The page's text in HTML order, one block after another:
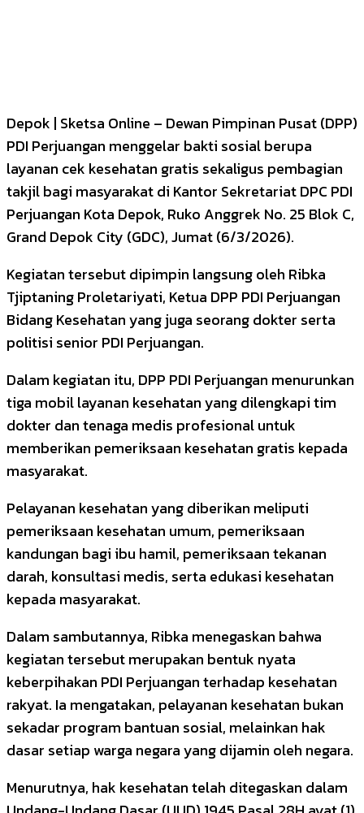
Depok | Sketsa Online – Dewan Pimpinan Pusat (DPP)
PDI Perjuangan menggelar bakti sosial berupa
layanan cek kesehatan gratis sekaligus pembagian
takjil bagi masyarakat di Kantor Sekretariat DPC PDI
Perjuangan Kota Depok, Ruko Anggrek No. 25 Blok C,
Grand Depok City (GDC), Jumat (6/3/2026).
Kegiatan tersebut dipimpin langsung oleh Ribka
Tjiptaning Proletariyati, Ketua DPP PDI Perjuangan
Bidang Kesehatan yang juga seorang dokter serta
politisi senior PDI Perjuangan.
Dalam kegiatan itu, DPP PDI Perjuangan menurunkan
tiga mobil layanan kesehatan yang dilengkapi tim
dokter dan tenaga medis profesional untuk
memberikan pemeriksaan kesehatan gratis kepada
masyarakat.
Pelayanan kesehatan yang diberikan meliputi
pemeriksaan kesehatan umum, pemeriksaan
kandungan bagi ibu hamil, pemeriksaan tekanan
darah, konsultasi medis, serta edukasi kesehatan
kepada masyarakat.
Dalam sambutannya, Ribka menegaskan bahwa
kegiatan tersebut merupakan bentuk nyata
keberpihakan PDI Perjuangan terhadap kesehatan
rakyat. Ia mengatakan, pelayanan kesehatan bukan
sekadar program bantuan sosial, melainkan hak
dasar setiap warga negara yang dijamin oleh negara.
Menurutnya, hak kesehatan telah ditegaskan dalam